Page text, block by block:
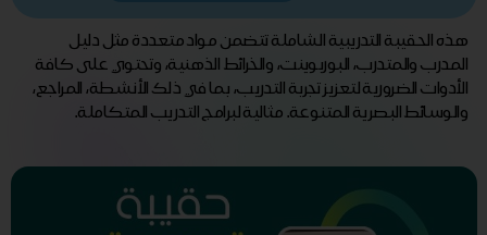
هذه الحقيبة التدريبية الشاملة تتضمن مواد متعددة مثل دليل
المدرب والمتدرب، البوربوينت، والخرائط الذهنية، وتحتوي على كافة
الأدوات الضرورية لتعزيز تجربة التدريب، بما في ذلك الأنشطة، المراجع،
والوسائط البصرية المتنوعة. مثالية لبرامج التدريب المتكاملة.